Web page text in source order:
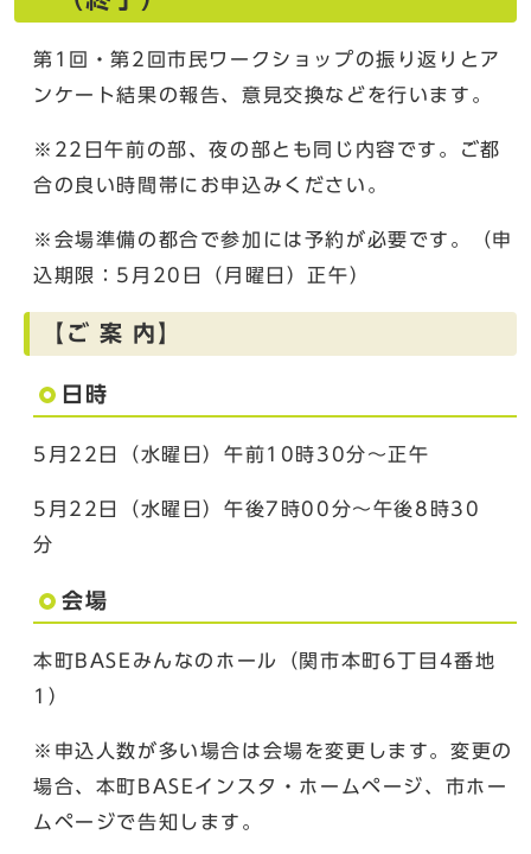
第1回・第2回市民ワークショップの振り返りとア
ンケート結果の報告、意見交換などを行います。
※22日午前の部、夜の部とも同じ内容です。ご都
合の良い時間帯にお申込みください。
※会場準備の都合で参加には予約が必要です。（申
込期限：5月20日（月曜日）正午）
【ご 案 内】
日時
5月22日（水曜日）午前10時30分～正午
5月22日（水曜日）午後7時00分～午後8時30
分
会場
本町BASEみんなのホール（関市本町6丁目4番地
1）
※申込人数が多い場合は会場を変更します。変更の
場合、本町BASEインスタ・ホームページ、市ホー
ムページで告知します。